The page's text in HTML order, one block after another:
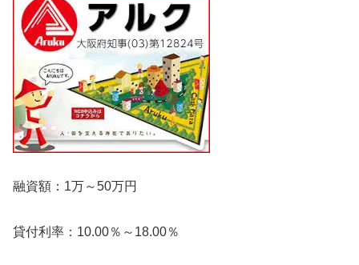
融資額：1万～50万円
貸付利率：10.00％～18.00％